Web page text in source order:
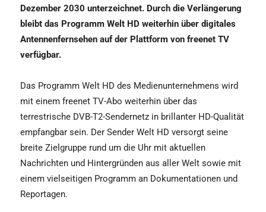
Dezember 2030 unterzeichnet. Durch die Verlängerung
bleibt das Programm Welt HD weiterhin über digitales
Antennenfernsehen auf der Plattform von freenet TV
verfügbar.
Das Programm Welt HD des Medienunternehmens wird
mit einem freenet TV-Abo weiterhin über das
terrestrische DVB-T2-Sendernetz in brillanter HD-Qualität
empfangbar sein. Der Sender Welt HD versorgt seine
breite Zielgruppe rund um die Uhr mit aktuellen
Nachrichten und Hintergründen aus aller Welt sowie mit
einem vielseitigen Programm an Dokumentationen und
Reportagen.